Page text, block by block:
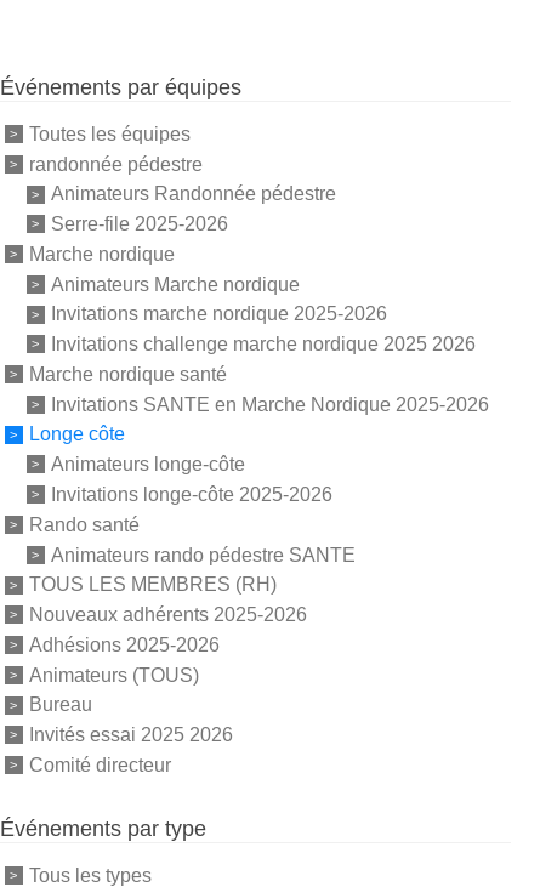
Événements par équipes
Toutes les équipes
randonnée pédestre
Animateurs Randonnée pédestre
Serre-file 2025-2026
Marche nordique
Animateurs Marche nordique
Invitations marche nordique 2025-2026
Invitations challenge marche nordique 2025 2026
Marche nordique santé
Invitations SANTE en Marche Nordique 2025-2026
Longe côte
Animateurs longe-côte
Invitations longe-côte 2025-2026
Rando santé
Animateurs rando pédestre SANTE
TOUS LES MEMBRES (RH)
Nouveaux adhérents 2025-2026
Adhésions 2025-2026
Animateurs (TOUS)
Bureau
Invités essai 2025 2026
Comité directeur
Événements par type
Tous les types